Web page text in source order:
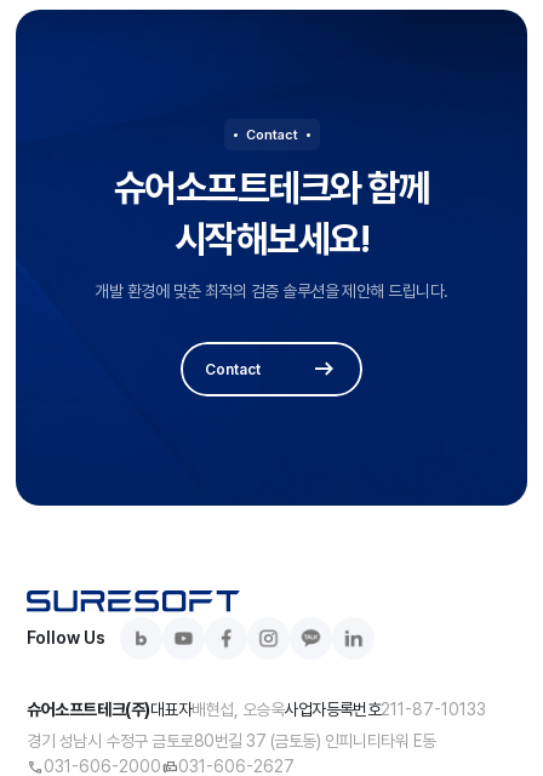
Contact
슈어소프트테크와 함께
시작해보세요!
개발 환경에 맞춘 최적의 검증 솔루션을 제안해 드립니다.
Contact
Follow Us
슈어소프트테크(주)대표자배현섭, 오승욱사업자등록번호211-87-10133
경기 성남시 수정구 금토로80번길 37 (금토동) 인피니티타워 E동
031-606-2000
031-606-2627